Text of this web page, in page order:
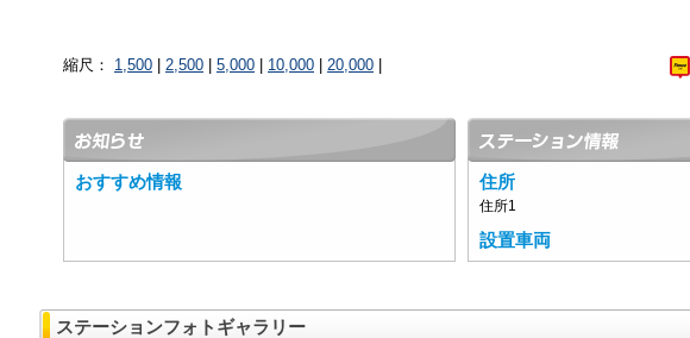
縮尺： 1,500 2,500 5,000 10,000 20,000
おすすめ情報 住所
住所1
設置車両
ステーションフォトギャラリー